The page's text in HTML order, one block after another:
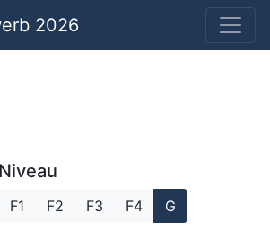
2026
Niveau
F1 F2 F3 F4 G